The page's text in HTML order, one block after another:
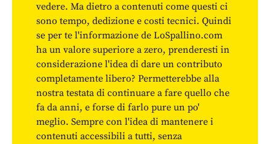
vedere. Ma dietro a contenuti come questi ci
sono tempo, dedizione e costi tecnici. Quindi
se per te l'informazione de LoSpallino.com
ha un valore superiore a zero, prenderesti in
considerazione l'idea di dare un contributo
completamente libero? Permetterebbe alla
nostra testata di continuare a fare quello che
fa da anni, e forse di farlo pure un po'
meglio. Sempre con l'idea di mantenere i
contenuti accessibili a tutti, senza